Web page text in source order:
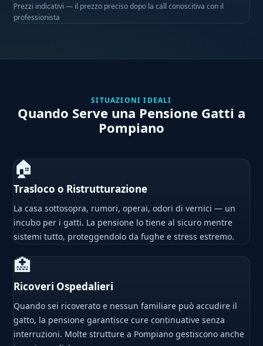
Prezzi indicativi — il prezzo preciso dopo la call conoscitiva con il
professionista
SITUAZIONI IDEALI
Quando Serve una Pensione Gatti a
Pompiano
🏠
Trasloco o Ristrutturazione
La casa sottosopra, rumori, operai, odori di vernici — un
incubo per i gatti. La pensione lo tiene al sicuro mentre
sistemi tutto, proteggendolo da fughe e stress estremo.
🏥
Ricoveri Ospedalieri
Quando sei ricoverato e nessun familiare può accudire il
gatto, la pensione garantisce cure continuative senza
interruzioni. Molte strutture a Pompiano gestiscono anche